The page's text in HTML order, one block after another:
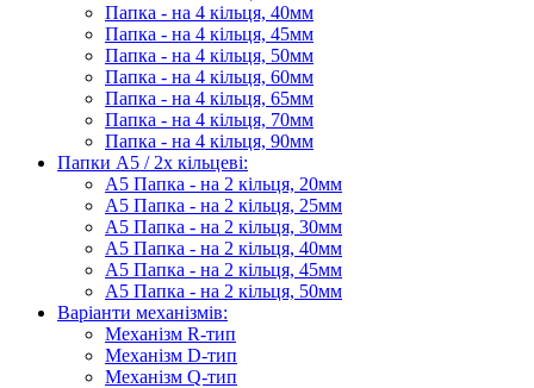
Папка - на 4 кільця, 40мм
Папка - на 4 кільця, 45мм
Папка - на 4 кільця, 50мм
Папка - на 4 кільця, 60мм
Папка - на 4 кільця, 65мм
Папка - на 4 кільця, 70мм
Папка - на 4 кільця, 90мм
Папки А5 / 2х кільцеві:
А5 Папка - на 2 кільця, 20мм
А5 Папка - на 2 кільця, 25мм
А5 Папка - на 2 кільця, 30мм
А5 Папка - на 2 кільця, 40мм
А5 Папка - на 2 кільця, 45мм
А5 Папка - на 2 кільця, 50мм
Варіанти механізмів:
Механізм R-тип
Механізм D-тип
Механізм Q-тип